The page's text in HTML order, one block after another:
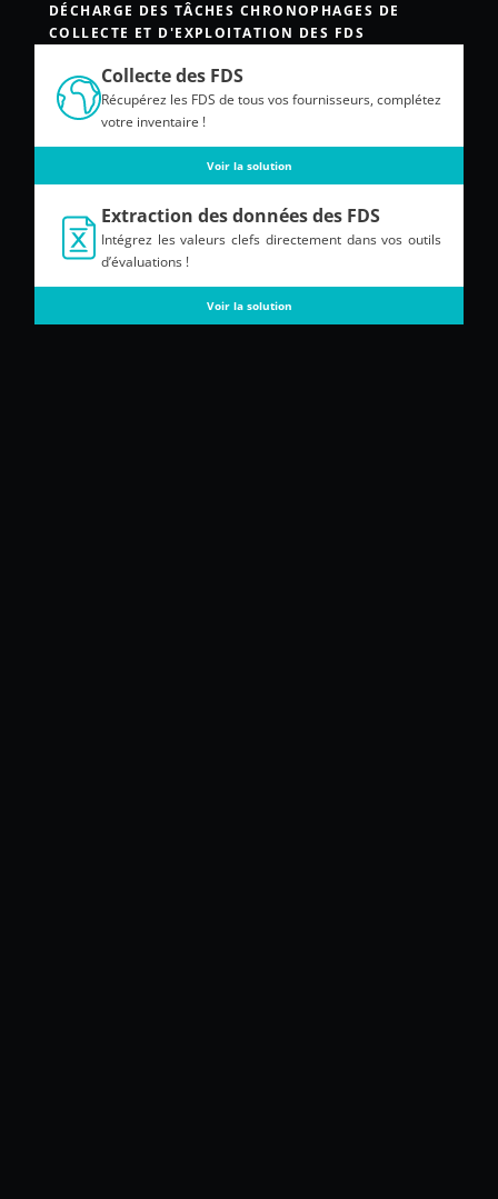
DÉCHARGE DES TÂCHES CHRONOPHAGES DE
COLLECTE ET D'EXPLOITATION DES FDS
Collecte des FDS
Récupérez les FDS de tous vos fournisseurs, complétez
votre inventaire !
Voir la solution
Extraction des données des FDS
Intégrez les valeurs clefs directement dans vos outils
d’évaluations !
Voir la solution